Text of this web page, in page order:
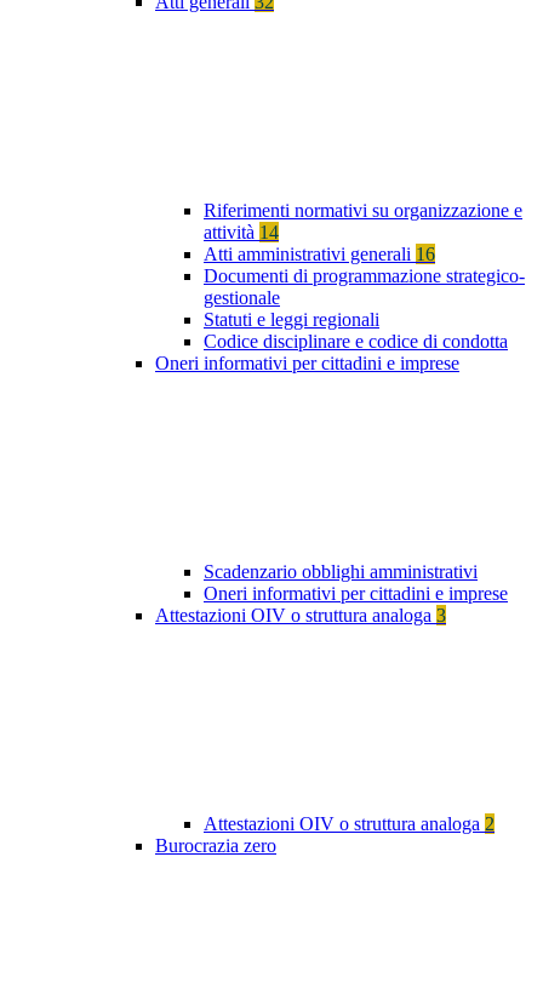
Riferimenti normativi su organizzazione e
attività 14
Atti amministrativi generali 16
Documenti di programmazione strategico-
gestionale
Statuti e leggi regionali
Codice disciplinare e codice di condotta
Oneri informativi per cittadini e imprese
Scadenzario obblighi amministrativi
Oneri informativi per cittadini e imprese
Attestazioni OIV o struttura analoga 3
Attestazioni OIV o struttura analoga 2
Burocrazia zero